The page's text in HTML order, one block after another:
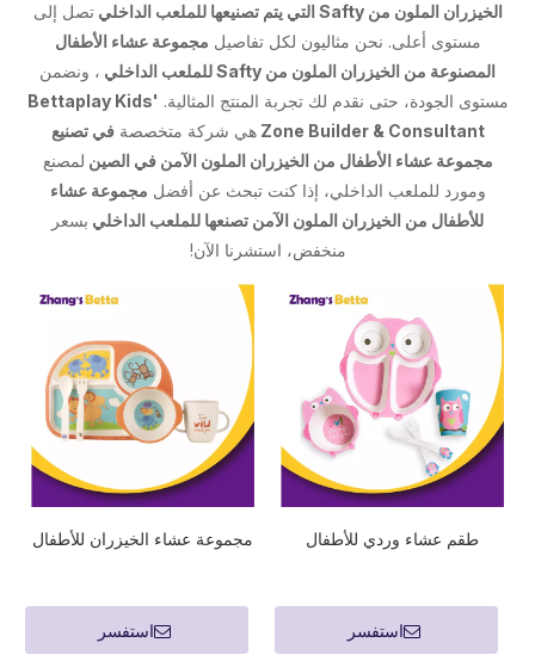
الخيزران الملون من Safty التي يتم تصنيعها للملعب الداخلي
تصل إلى
مستوى أعلى. نحن مثاليون لكل تفاصيل مجموعة عشاء الأطفال
المصنوعة من الخيزران الملون من Safty للملعب الداخلي
، ونضمن
مستوى الجودة، حتى نقدم لك تجربة المنتج المثالية. Bettaplay Kids'
Zone Builder & Consultant هي شركة متخصصةفي تصنيع
مجموعة عشاء الأطفال من الخيزران الملون الآمن في الصين لمصنع
ومورد للملعب الداخلي، إذا كنت تبحث عن أفضل مجموعة عشاء
للأطفال من الخيزران الملون الآمن تصنعها للملعب الداخلي بسعر
منخفض، استشرنا الآن!
طقم عشاء وردي للأطفال
استفسر
مجموعة عشاء الخيزران للأطفال
استفسر